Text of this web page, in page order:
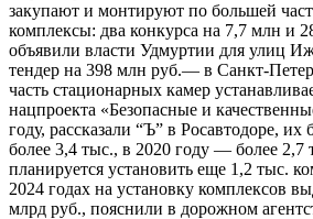
закупают и монтируют по большей
комплексы: два конкурса на 7,7 млн и
объявили власти Удмуртии для улиц
тендер на 398 млн руб.— в Санкт-
часть стационарных камер
нацпроекта «Безопасные и
году, рассказали “Ъ” в Росавтодоре,
более 3,4 тыс., в 2020 году — более 2,7
планируется установить еще 1,2 тыс.
2024 годах на установку комплексов
млрд руб., пояснили в дорожном